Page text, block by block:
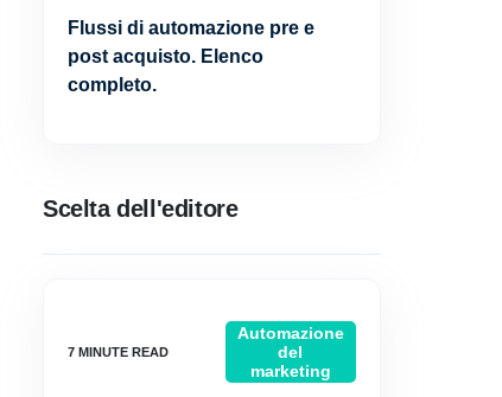
Flussi di automazione pre e
post acquisto. Elenco
completo.
Scelta dell'editore
Automazione
del
marketing